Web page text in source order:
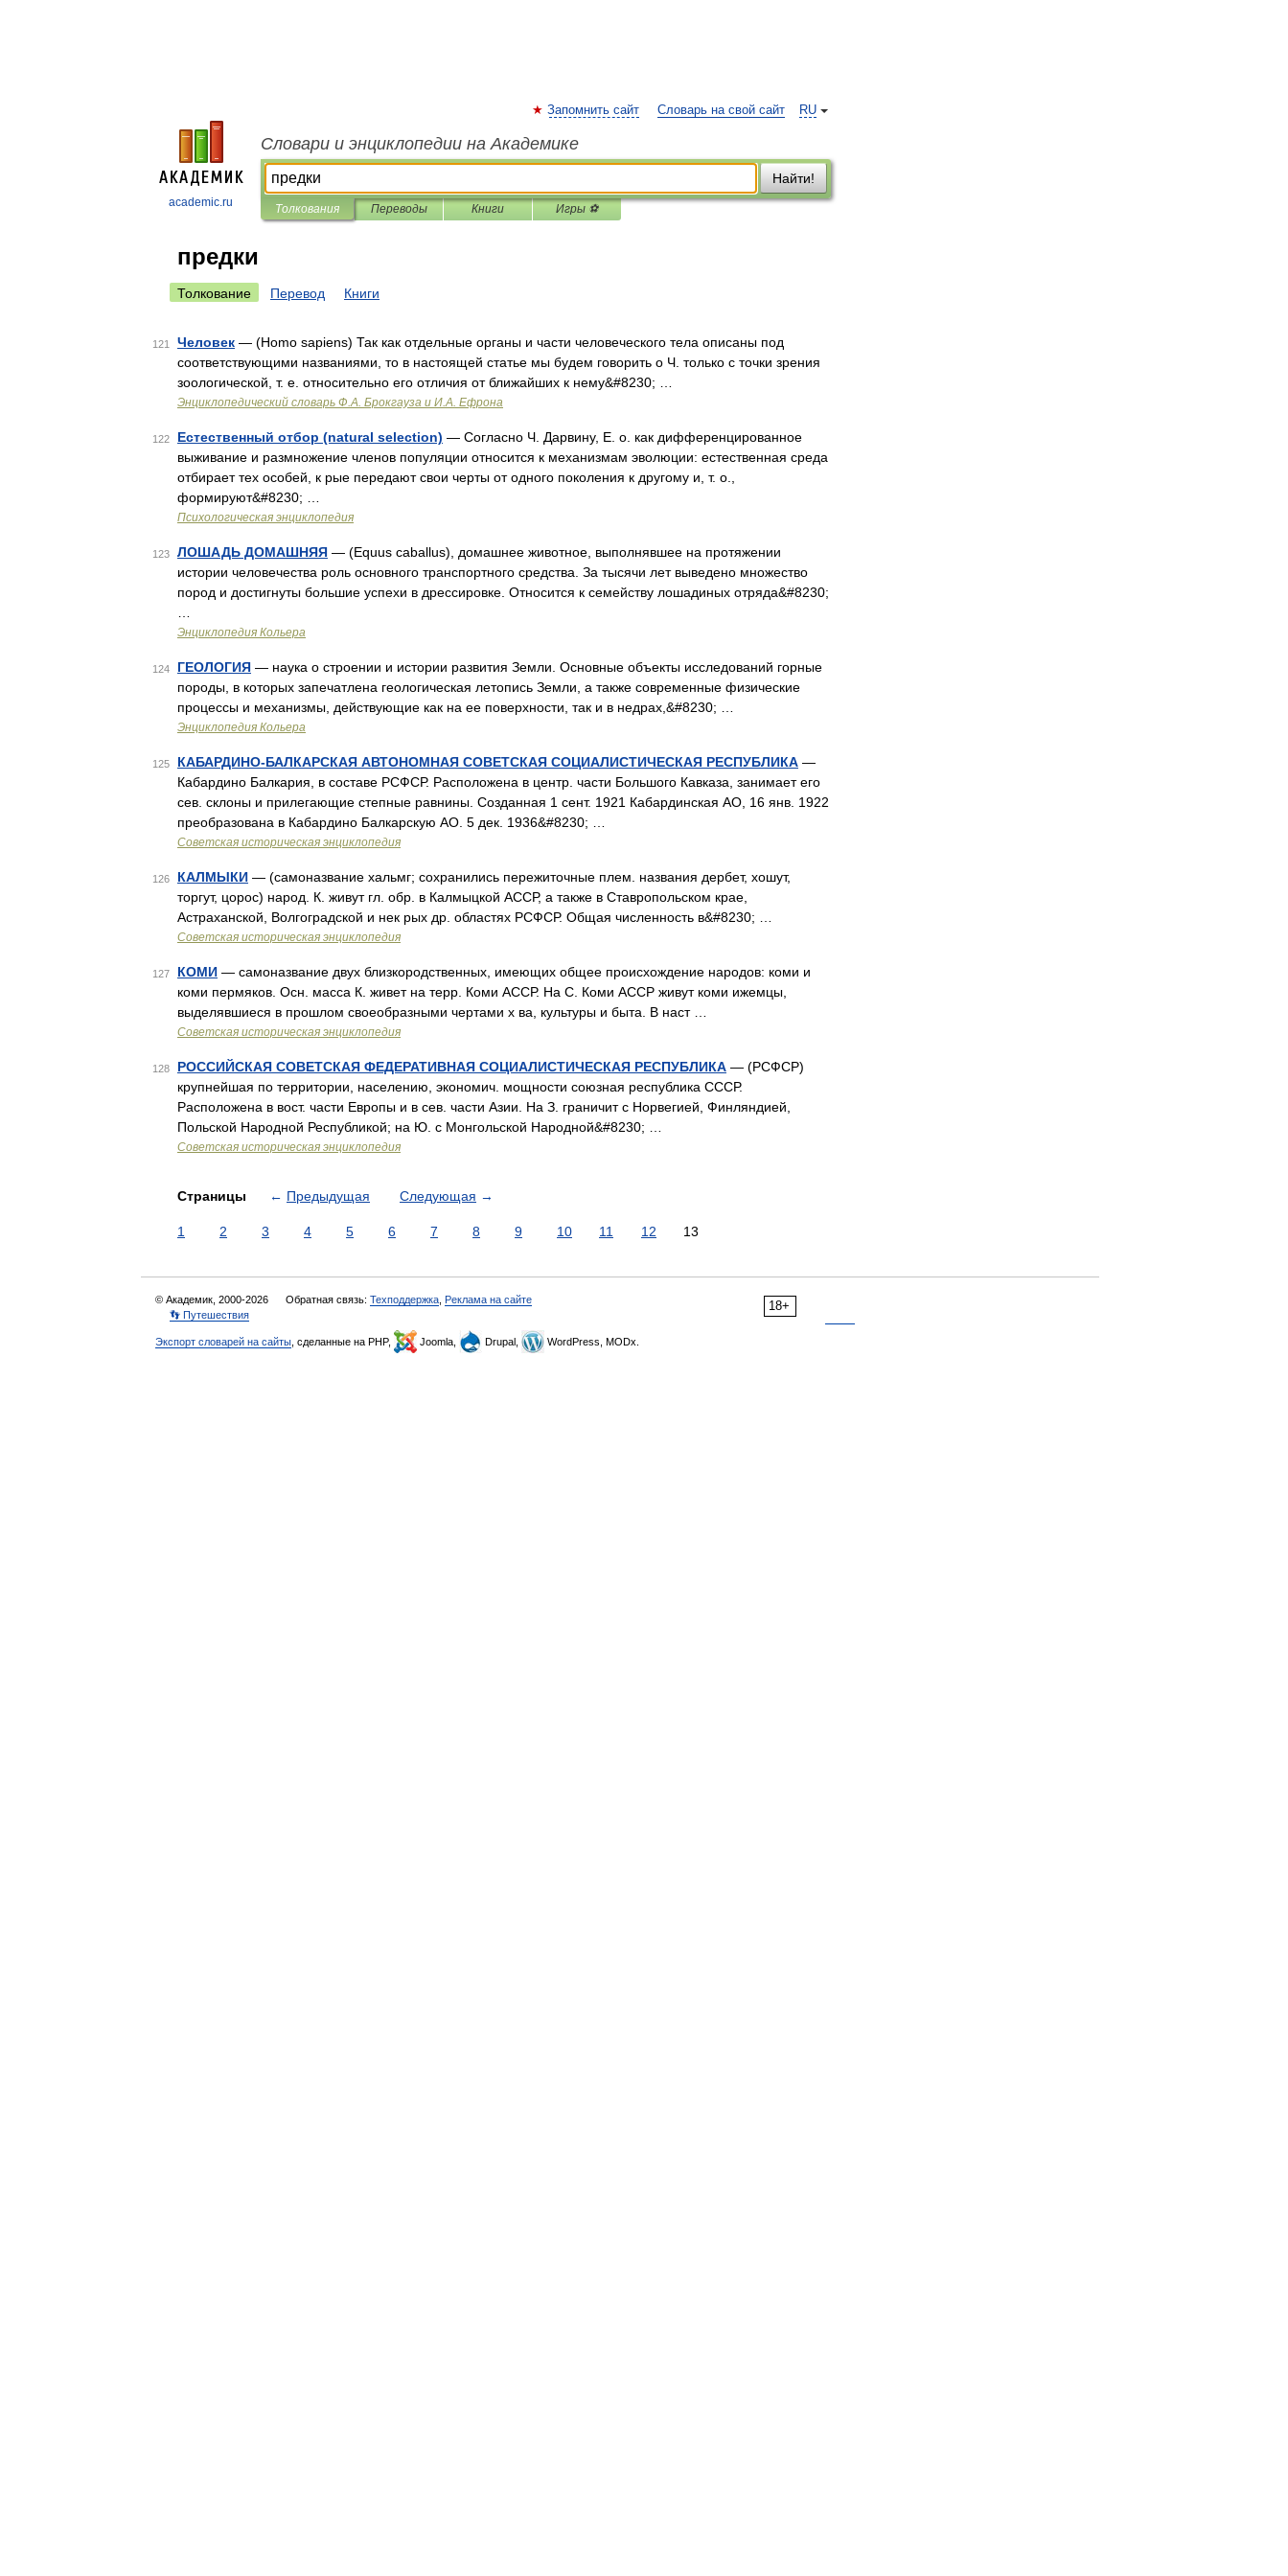
academic.ru
RU
Запомнить сайт Словарь на свой сайт
Словари и энциклопедии на Академике
Найти!
Толкования Переводы Книги Игры ⚽
предки
Толкование Перевод Книги
121 Человек — (Homo sapiens) Так как отдельные органы и части человеческого тела описаны под
соответствующими названиями, то в настоящей статье мы будем говорить о Ч. только с точки зрения
зоологической, т. е. относительно его отличия от ближайших к нему&#8230; …
Энциклопедический словарь Ф.А. Брокгауза и И.А. Ефрона
122 Естественный отбор (natural selection) — Согласно Ч. Дарвину, Е. о. как дифференцированное
выживание и размножение членов популяции относится к механизмам эволюции: естественная среда
отбирает тех особей, к рые передают свои черты от одного поколения к другому и, т. о.,
формируют&#8230; …
Психологическая энциклопедия
123 ЛОШАДЬ ДОМАШНЯЯ — (Equus caballus), домашнее животное, выполнявшее на протяжении
истории человечества роль основного транспортного средства. За тысячи лет выведено множество
пород и достигнуты большие успехи в дрессировке. Относится к семейству лошадиных отряда&#8230;
Энциклопедия Кольера
124 ГЕОЛОГИЯ — наука о строении и истории развития Земли. Основные объекты исследований горные
породы, в которых запечатлена геологическая летопись Земли, а также современные физические
процессы и механизмы, действующие как на ее поверхности, так и в недрах,&#8230; …
Энциклопедия Кольера
125 КАБАРДИНО-БАЛКАРСКАЯ АВТОНОМНАЯ СОВЕТСКАЯ СОЦИАЛИСТИЧЕСКАЯ РЕСПУБЛИКА —
Кабардино Балкария, в составе РСФСР. Расположена в центр. части Большого Кавказа, занимает его
сев. склоны и прилегающие степные равнины. Созданная 1 сент. 1921 Кабардинская АО, 16 янв. 1922
преобразована в Кабардино Балкарскую АО. 5 дек. 1936&#8230; …
Советская историческая энциклопедия
126 КАЛМЫКИ — (самоназвание хальмг; сохранились пережиточные плем. названия дербет, хошут,
торгут, цорос) народ. К. живут гл. обр. в Калмыцкой АССР, а также в Ставропольском крае,
Астраханской, Волгоградской и нек рых др. областях РСФСР. Общая численность в&#8230; …
Советская историческая энциклопедия
127 КОМИ — самоназвание двух близкородственных, имеющих общее происхождение народов: коми и
коми пермяков. Осн. масса К. живет на терр. Коми АССР. На С. Коми АССР живут коми ижемцы,
выделявшиеся в прошлом своеобразными чертами х ва, культуры и быта. В наст …
Советская историческая энциклопедия
128 РОССИЙСКАЯ СОВЕТСКАЯ ФЕДЕРАТИВНАЯ СОЦИАЛИСТИЧЕСКАЯ РЕСПУБЛИКА — (РСФСР)
крупнейшая по территории, населению, экономич. мощности союзная республика СССР.
Расположена в вост. части Европы и в сев. части Азии. На З. граничит с Норвегией, Финляндией,
Польской Народной Республикой; на Ю. с Монгольской Народной&#8230; …
Советская историческая энциклопедия
Страницы ← Предыдущая Следующая →
1 2 3 4 5 6 7 8 9 10 11 12 13
18+
© Академик, 2000-2026 Обратная связь: Техподдержка Реклама на сайте
👣 Путешествия
Экспорт словарей на сайты , сделанные на PHP, Joomla, Drupal, WordPress, MODx.